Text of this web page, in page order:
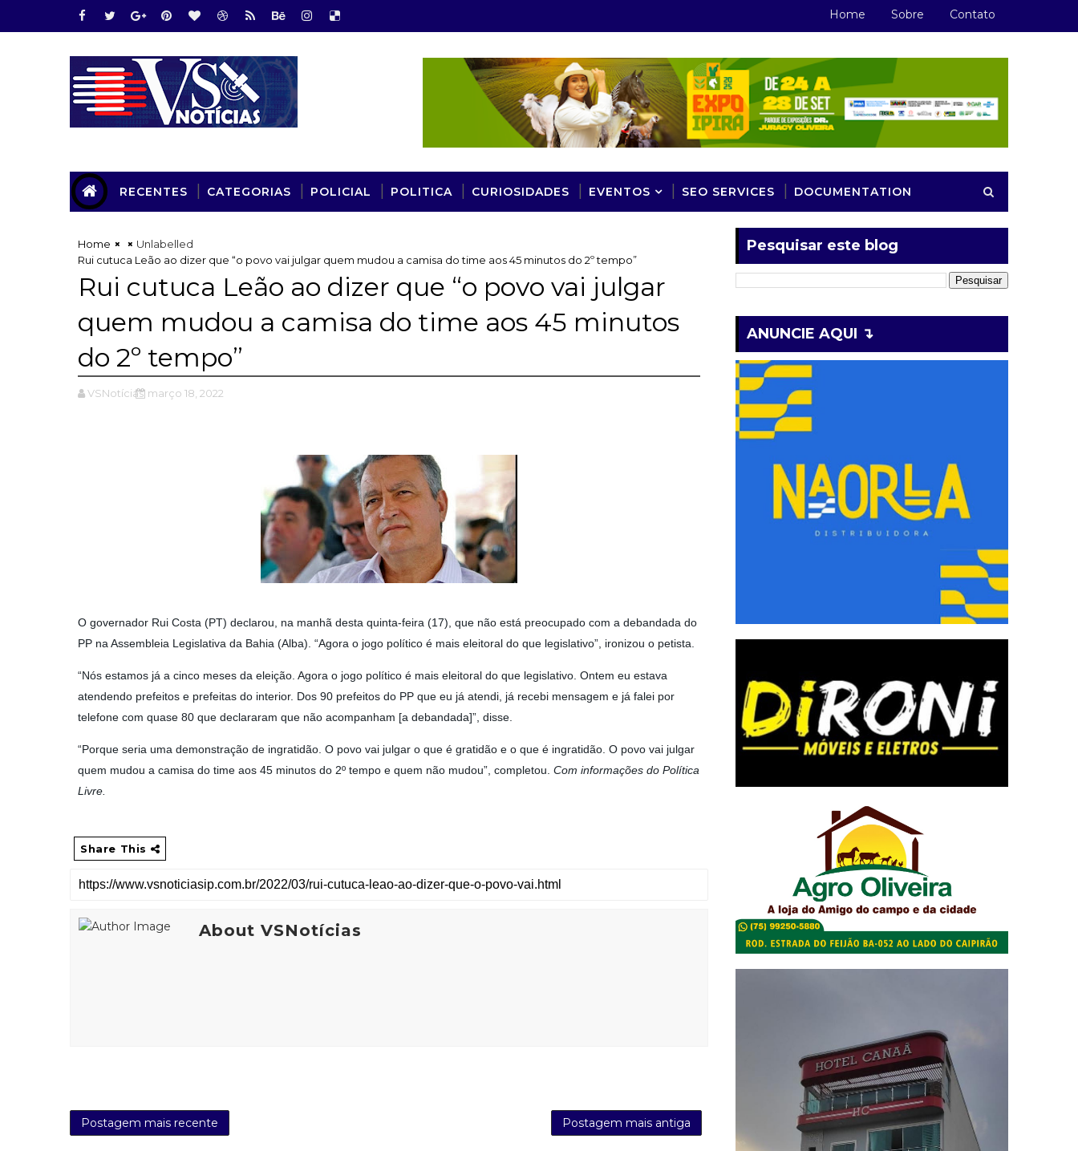
Home Sobre Contato
RECENTES CATEGORIAS POLICIAL POLITICA CURIOSIDADES EVENTOS SEO SERVICES DOCUMENTATION
Home
Unlabelled
Rui cutuca Leão ao dizer que “o povo vai julgar quem mudou a camisa do time aos 45 minutos do 2º tempo”
Rui cutuca Leão ao dizer que “o povo vai julgar
quem mudou a camisa do time aos 45 minutos
do 2º tempo”
VSNotícias março 18, 2022
O governador Rui Costa (PT) declarou, na manhã desta quinta-feira (17), que não está preocupado com a debandada do
PP na Assembleia Legislativa da Bahia (Alba). “Agora o jogo político é mais eleitoral do que legislativo”, ironizou o petista.
“Nós estamos já a cinco meses da eleição. Agora o jogo político é mais eleitoral do que legislativo. Ontem eu estava
atendendo prefeitos e prefeitas do interior. Dos 90 prefeitos do PP que eu já atendi, já recebi mensagem e já falei por
telefone com quase 80 que declararam que não acompanham [a debandada]”, disse.
“Porque seria uma demonstração de ingratidão. O povo vai julgar o que é gratidão e o que é ingratidão. O povo vai julgar
quem mudou a camisa do time aos 45 minutos do 2º tempo e quem não mudou”, completou. Com informações do Política
Livre.
Share This
About VSNotícias
Postagem mais recente Postagem mais antiga
Pesquisar este blog
ANUNCIE AQUI ↴